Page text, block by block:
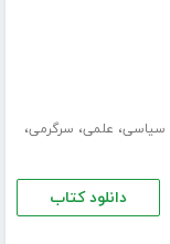
سیاسی، علمی، سرگرمی،
دانلود کتاب